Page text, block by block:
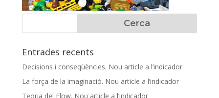
Entrades recents
Decisions i conseqüències. Nou article a l’indicador
La força de la imaginació. Nou article a l’indicador
Teoria del Flow. Nou article a l’indicador